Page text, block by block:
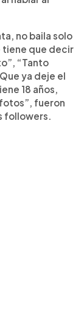
no baila solo
tiene que decir
“Tanto
ya deje el
18 años,
fueron
followers.